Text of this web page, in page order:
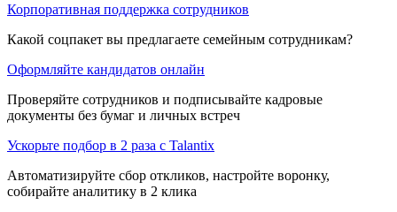
Корпоративная поддержка сотрудников
Какой соцпакет вы предлагаете семейным сотрудникам?
Оформляйте кандидатов онлайн
Проверяйте сотрудников и подписывайте кадровые
документы без бумаг и личных встреч
Ускорьте подбор в 2 раза с Talantix
Автоматизируйте сбор откликов, настройте воронку,
собирайте аналитику в 2 клика